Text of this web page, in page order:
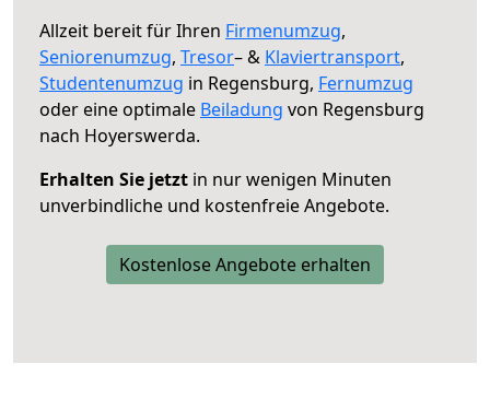
Allzeit bereit für Ihren Firmenumzug,
Seniorenumzug, Tresor– & Klaviertransport,
Studentenumzug in Regensburg, Fernumzug
oder eine optimale Beiladung von Regensburg
nach Hoyerswerda.
Erhalten Sie jetzt in nur wenigen Minuten
unverbindliche und kostenfreie Angebote.
Kostenlose Angebote erhalten